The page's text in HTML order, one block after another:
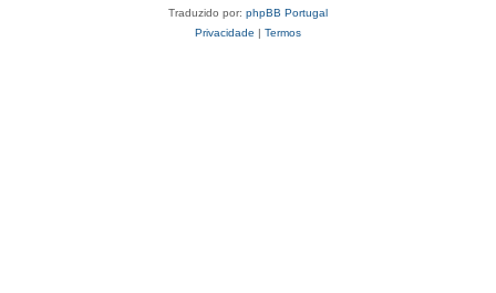
Traduzido por: phpBB Portugal
Privacidade | Termos